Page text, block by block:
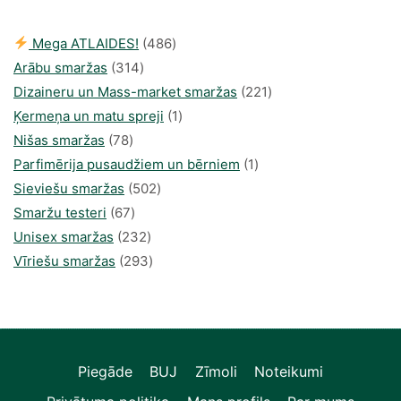
Mega ATLAIDES! 486486
Arābu smaržas 314314
produkti
Dizaineru un Mass-market smaržas 221221
Ķermeņa un matu spreji 11
Nišas smaržas 7878
produkts
Parfimērija pusaudžiem un bērniem 11
Sieviešu smaržas 502502
Smaržu testeri 6767
produkts
Unisex smaržas 232232
produkts
Vīriešu smaržas 293293
Piegāde BUJ Zīmoli
Noteikumi